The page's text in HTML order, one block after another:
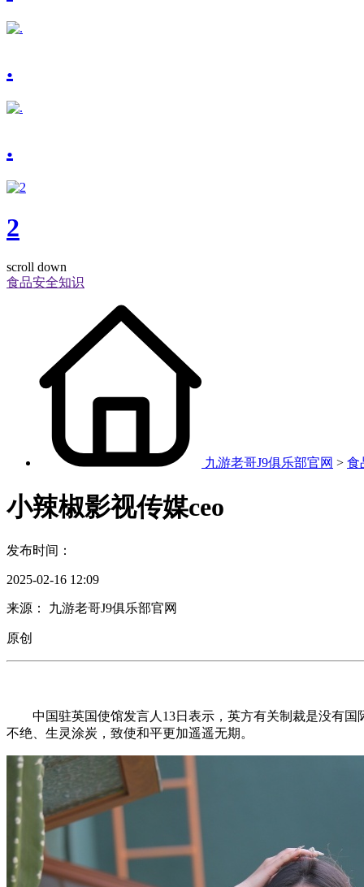
.
.
2
scroll down
食品安全知识
九游老哥J9俱乐部官网 > 食
小辣椒影视传媒ceo
发布时间：
2025-02-16 12:09
来源： 九游老哥J9俱乐部官网
原创
中国驻英国使馆发言人13日表示，英方有关制裁是没有国
不绝、生灵涂炭，致使和平更加遥遥无期。